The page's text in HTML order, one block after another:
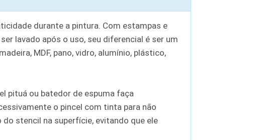
durante a pintura. Com estampas e
lavado após o uso, seu diferencial é ser um
MDF, pano, vidro, alumínio, plástico,
pituá ou batedor de espuma faça
o pincel com tinta para não
stencil na superfície, evitando que ele